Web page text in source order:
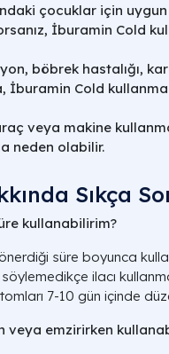
çocuklar için
İburamin Cold
böbrek hastalığı,
İburamin Cold
veya makine
neden olabilir.
Sıkça
kullanabilirim?
süre boyunca
ilacı
7-10 gün içinde
veya emzirirken